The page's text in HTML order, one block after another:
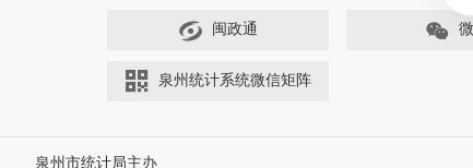
闽政通
泉州统计系统微信矩阵
泉州市统计局主办